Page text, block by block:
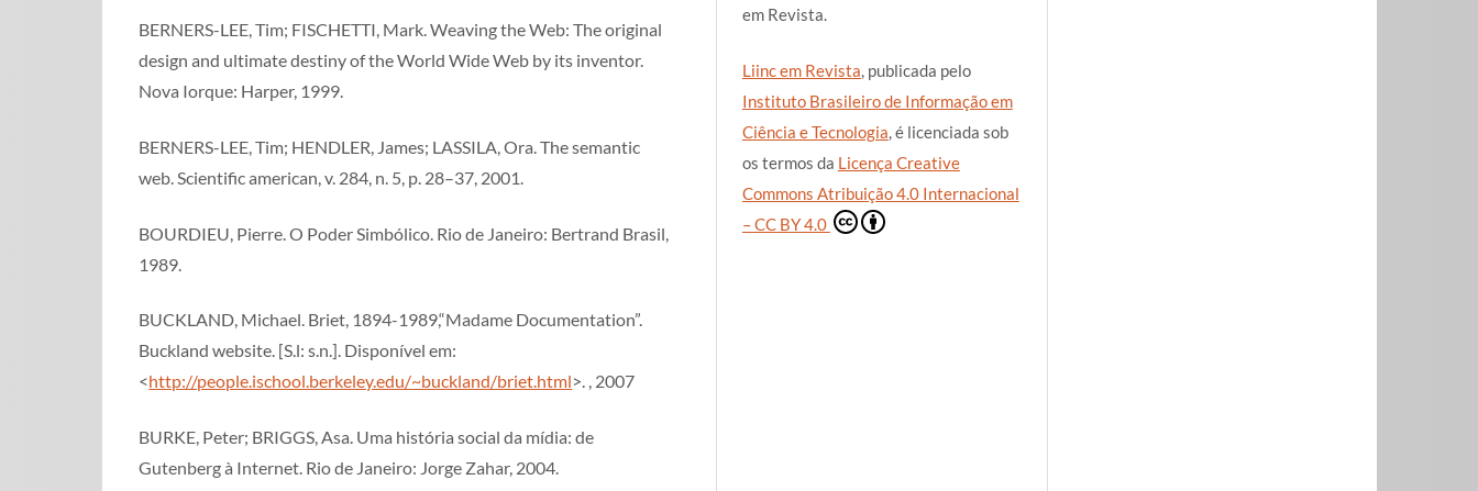
BERNERS-LEE, Tim; FISCHETTI, Mark. Weaving the Web: The original
design and ultimate destiny of the World Wide Web by its inventor.
Nova Iorque: Harper, 1999.
BERNERS-LEE, Tim; HENDLER, James; LASSILA, Ora. The semantic
web. Scientific american, v. 284, n. 5, p. 28–37, 2001.
BOURDIEU, Pierre. O Poder Simbólico. Rio de Janeiro: Bertrand Brasil,
1989.
BUCKLAND, Michael. Briet, 1894-1989,“Madame Documentation”.
Buckland website. [S.l: s.n.]. Disponível em:
<http://people.ischool.berkeley.edu/~buckland/briet.html>. , 2007
BURKE, Peter; BRIGGS, Asa. Uma história social da mídia: de
Gutenberg à Internet. Rio de Janeiro: Jorge Zahar, 2004.
em Revista.
Liinc em Revista, publicada pelo
Instituto Brasileiro de Informação em
Ciência e Tecnologia, é licenciada sob
os termos da Licença Creative
Commons Atribuição 4.0 Internacional
– CC BY 4.0